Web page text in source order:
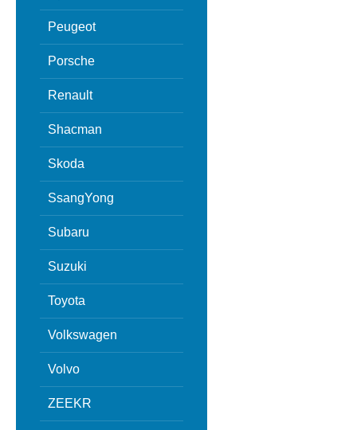
Peugeot
Porsche
Renault
Shacman
Skoda
SsangYong
Subaru
Suzuki
Toyota
Volkswagen
Volvo
ZEEKR